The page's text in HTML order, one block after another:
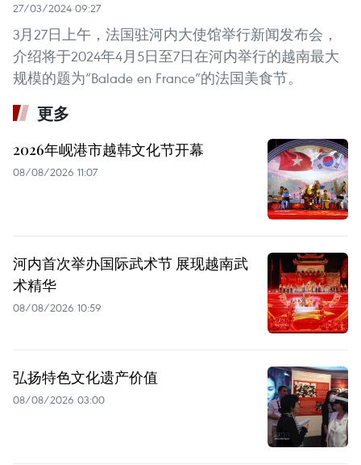
27/03/2024 09:27
3月27日上午，法国驻河内大使馆举行新闻发布会，
介绍将于2024年4月5日至7日在河内举行的越南最大
规模的题为“Balade en France”的法国美食节。
更多
2026年岘港市越韩文化节开幕
08/08/2026 11:07
河内首次举办国际武术节 展现越南武
术精华
08/08/2026 10:59
弘扬特色文化遗产价值
08/08/2026 03:00